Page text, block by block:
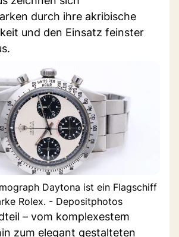
durch ihre akribische
und den Einsatz feinster
Daytona ist ein Flagschiff
Rolex. - Depositphotos
– vom komplexestem
zum elegant gestalteten